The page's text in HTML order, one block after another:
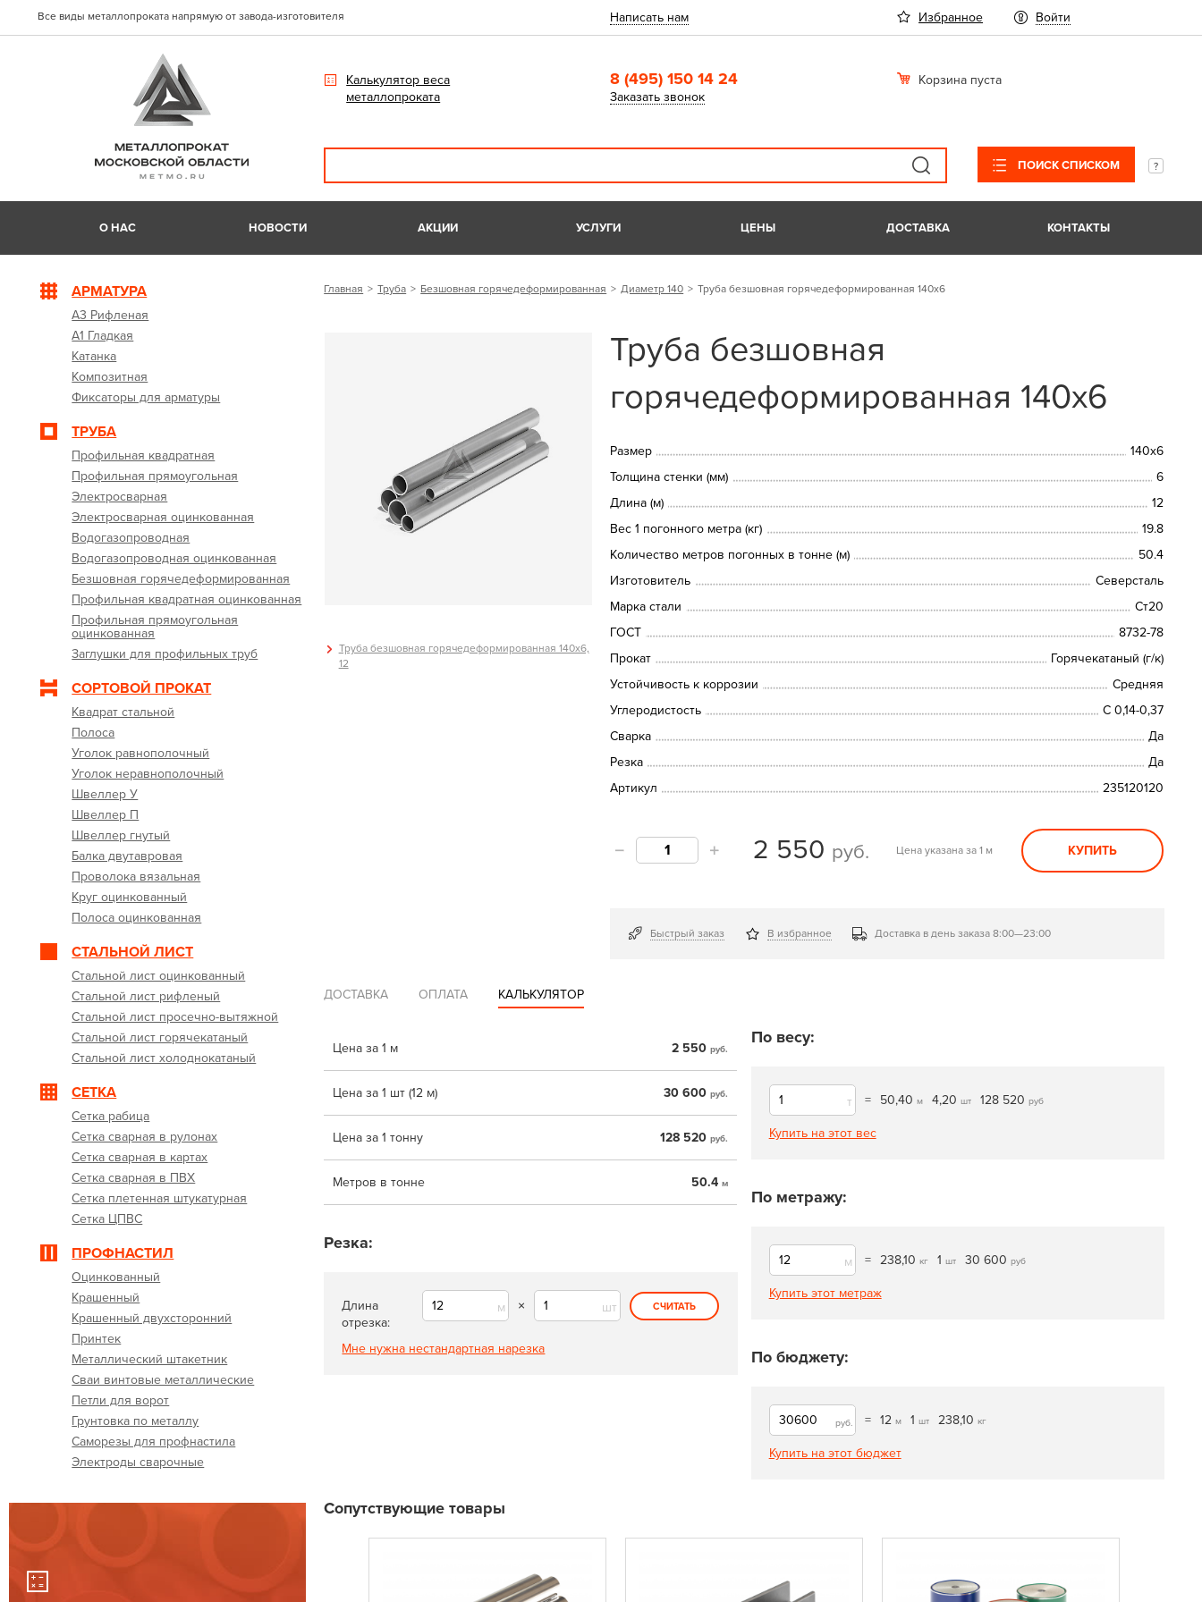
Все виды металлопроката напрямую от завода-изготовителя Написать нам Избранное Войти
Калькулятор веса
металлопроката
8 (495) 150 14 24
Заказать звонок
Корзина пуста
ПОИСК СПИСКОМ
О НАС НОВОСТИ АКЦИИ УСЛУГИ ЦЕНЫ ДОСТАВКА КОНТАКТЫ
АРМАТУРА
А3 Рифленая
А1 Гладкая
Катанка
Композитная
Фиксаторы для арматуры
ТРУБА
Профильная квадратная
Профильная прямоугольная
Электросварная
Электросварная оцинкованная
Водогазопроводная
Водогазопроводная оцинкованная
Безшовная горячедеформированная
Профильная квадратная оцинкованная
Профильная прямоугольная
оцинкованная
Заглушки для профильных труб
СОРТОВОЙ ПРОКАТ
Квадрат стальной
Полоса
Уголок равнополочный
Уголок неравнополочный
Швеллер У
Швеллер П
Швеллер гнутый
Балка двутавровая
Проволока вязальная
Круг оцинкованный
Полоса оцинкованная
СТАЛЬНОЙ ЛИСТ
Стальной лист оцинкованный
Стальной лист рифленый
Стальной лист просечно-вытяжной
Стальной лист горячекатаный
Стальной лист холоднокатаный
СЕТКА
Сетка рабица
Сетка сварная в рулонах
Сетка сварная в картах
Сетка сварная в ПВХ
Сетка плетенная штукатурная
Сетка ЦПВС
ПРОФНАСТИЛ
Оцинкованный
Крашенный
Крашенный двухсторонний
Принтек
Металлический штакетник
Сваи винтовые металлические
Петли для ворот
Грунтовка по металлу
Саморезы для профнастила
Электроды сварочные
Главная Труба Безшовная горячедеформированная Диаметр 140 Труба безшовная горячедеформированная 140х6
Труба безшовная горячедеформированная 140х6,
12
Труба безшовная
горячедеформированная 140х6
Размер
140х6
Толщина стенки (мм)
6
Длина (м)
12
Вес 1 погонного метра (кг)
19.8
Количество метров погонных в тонне (м)
50.4
Изготовитель
Северсталь
Марка стали
Ст20
ГОСТ
8732-78
Прокат
Горячекатаный (г/к)
Устойчивость к коррозии
Средняя
Углеродистость
С 0,14-0,37
Сварка
Да
Резка
Да
Артикул
235120120
2 550 руб. Цена указана за 1 м КУПИТЬ
Быстрый заказ В избранное Доставка в день заказа 8:00—23:00
ДОСТАВКА ОПЛАТА КАЛЬКУЛЯТОР
Цена за 1 м 2 550руб.
Цена за 1 шт (12 м) 30 600руб.
Цена за 1 тонну 128 520руб.
Метров в тонне 50.4м
Резка:
Длина
отрезка:
м × шт СЧИТАТЬ
Мне нужна нестандартная нарезка
По весу:
т = 50,40 м 4,20 шт 128 520 руб
Купить на этот вес
По метражу:
м = 238,10 кг 1 шт 30 600 руб
Купить этот метраж
По бюджету:
руб. = 12 м 1 шт 238,10 кг
Купить на этот бюджет
Сопутствующие товары